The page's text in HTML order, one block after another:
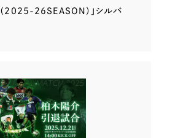
（2025-26SEASON）」 シルバ